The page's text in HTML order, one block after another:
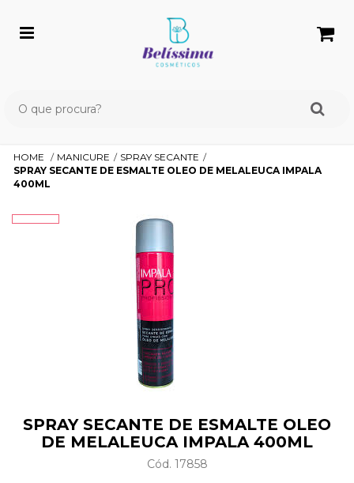
HOME MANICURE
SPRAY SECANTE
SPRAY SECANTE DE ESMALTE OLEO DE MELALEUCA IMPALA
400ML
SPRAY SECANTE DE ESMALTE OLEO
DE MELALEUCA IMPALA 400ML
Cód. 17858